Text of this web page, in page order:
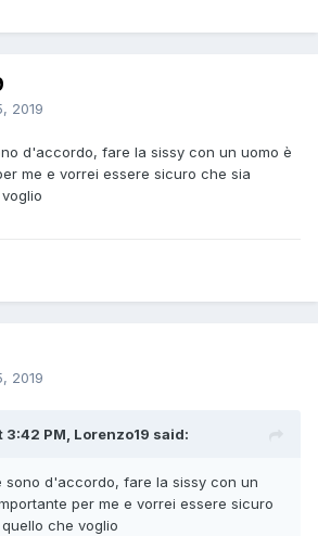
2019
d'accordo, fare la sissy con un uomo è
me e vorrei essere sicuro che sia
2019
3:42 PM, Lorenzo19 said:
sono d'accordo, fare la sissy con un
per me e vorrei essere sicuro
che voglio